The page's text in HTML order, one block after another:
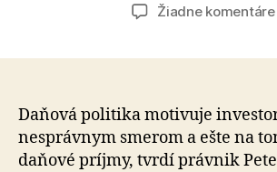
Žiadne komentáre
Daňová politika motivuje
nesprávnym sme­rom a ešte na
daňové príjmy, tvrdí právnik